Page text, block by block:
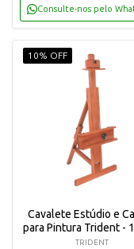
Consulte-nos pelo
10% OFF
Cavalete Estúdio e
para Pintura Trident -
TRIDENT